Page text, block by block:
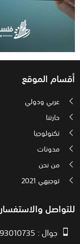
أقسام الموقع
عربي ودولي
حارتنا
تكنولوجيا
مدونات
من نحن
توجيهي 2021
للتواصل والاستفسار
جوال : 00970593010735